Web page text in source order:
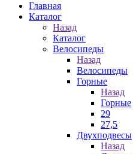
Главная
Каталог
Назад
Каталог
Велосипеды
Назад
Велосипеды
Горные
Назад
Горные
29
27,5
Двухподвесы
Назад